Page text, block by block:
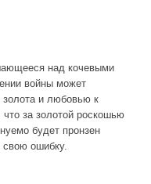
над кочевыми
войны может
и любовью к
что за золотой роскошью
будет пронзен
свою ошибку.